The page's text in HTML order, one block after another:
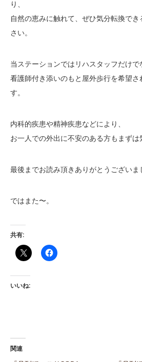
り、
自然の恵みに触れて、ぜひ気分転換で
さい。
当ステーションではリハスタッフだけで
看護師付き添いのもと屋外歩行を希望さ
す。
内科的疾患や精神疾患などにより、
お一人での外出に不安のある方もまず
最後までお読み頂きありがとうございま
ではまた〜。
共有:
いいね:
関連